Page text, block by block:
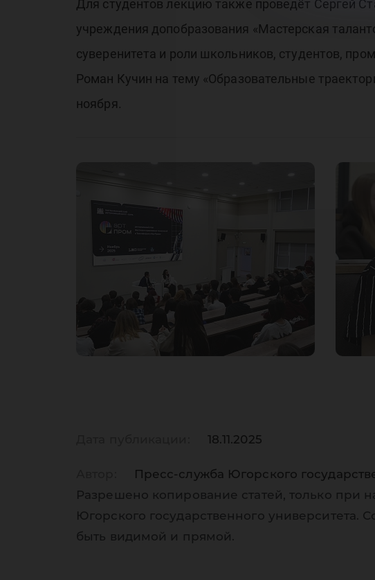
Для студентов лекцию также проведёт Сергей
учреждения допобразования «Мастерская
суверенитета и роли школьников, студентов,
Роман Кучин на тему «Образовательные
ноября.
18.11.2025
Пресс-служба Югорского
Разрешено копирование статей, только при
Югорского государственного
быть видимой и прямой.